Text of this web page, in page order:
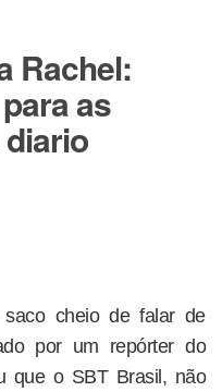
Rachel:
as
cheio de falar de
por um repórter do
que o SBT Brasil, não